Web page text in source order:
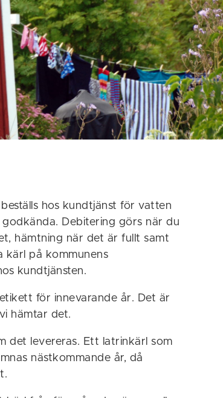
hos kundtjänst för vatten
Debitering görs när du
hämtning när det är fullt samt
kärl på kommunens
kundtjänsten.
för innevarande år. Det är
hämtar det.
det levereras. Ett latrinkärl som
nästkommande år, då